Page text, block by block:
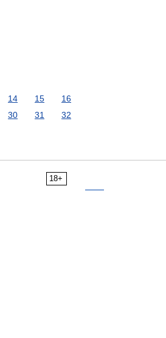
14 15
16
30 31
32
18+